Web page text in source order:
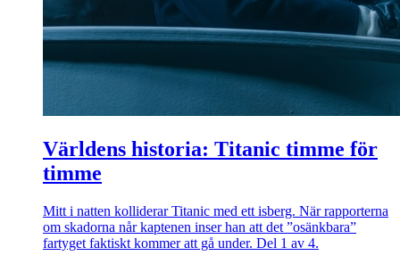
Världens historia: Titanic timme för
timme
Mitt i natten kolliderar Titanic med ett isberg. När rapporterna
om skadorna når kaptenen inser han att det ”osänkbara”
fartyget faktiskt kommer att gå under. Del 1 av 4.